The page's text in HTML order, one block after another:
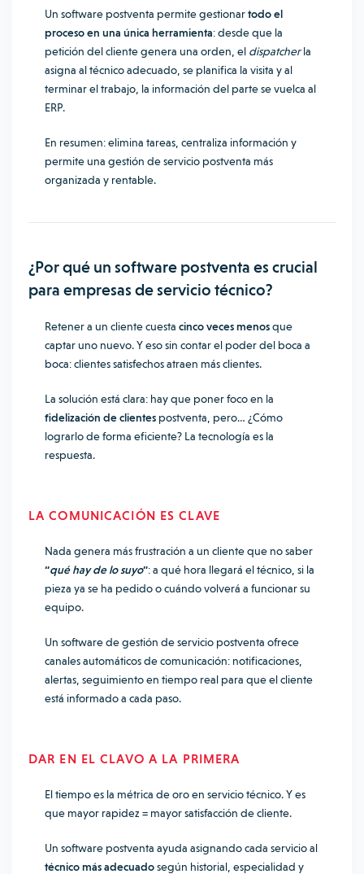
Un software postventa permite gestionartodo el
proceso en una única herramienta: desde que la
petición del cliente genera una orden, el dispatcherla
asigna al técnico adecuado, se planifica la visita y al
terminar el trabajo, la información del parte se vuelca al
ERP.
En resumen: elimina tareas, centraliza información y
permite una gestión de servicio postventa más
organizada y rentable.
¿Por qué un software postventa es crucial
para empresas de servicio técnico?
Retener a un cliente cuesta cinco veces menosque
captar uno nuevo. Y eso sin contar el poder del boca a
boca: clientes satisfechos atraen más clientes.
La solución está clara: hay que poner foco en la
fidelización de clientes postventa, pero… ¿Cómo
lograrlo de forma eficiente? La tecnología es la
respuesta.
LA COMUNICACIÓN ES CLAVE
Nada genera más frustración a un cliente que no saber
“qué hay de lo suyo”: a qué hora llegará el técnico, si la
pieza ya se ha pedido o cuándo volverá a funcionar su
equipo.
Un software de gestión de servicio postventa ofrece
canales automáticos de comunicación: notificaciones,
alertas, seguimiento en tiempo real para que el cliente
está informado a cada paso.
DAR EN EL CLAVO A LA PRIMERA
El tiempo es la métrica de oro en servicio técnico. Y es
que mayor rapidez = mayor satisfacción de cliente.
Un software postventa ayuda asignando cada servicio al
técnico más adecuadosegún historial, especialidad y